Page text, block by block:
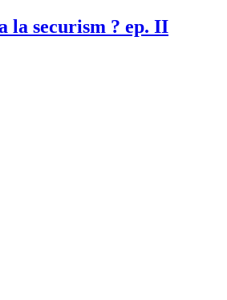
la securism ? ep. II